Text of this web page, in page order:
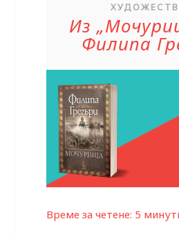
Из
Филипа
Време за четене: 5